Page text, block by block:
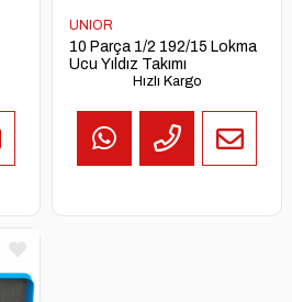
UNIOR
10 Parça 1/2 192/15 Lokma
Ucu Yıldız Takımı
Hızlı Kargo